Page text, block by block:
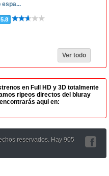
espa...
5.8
Ver todo
en Full HD y 3D totalmente
ripeos directos del bluray
aqui en:
reservados. Hay 905